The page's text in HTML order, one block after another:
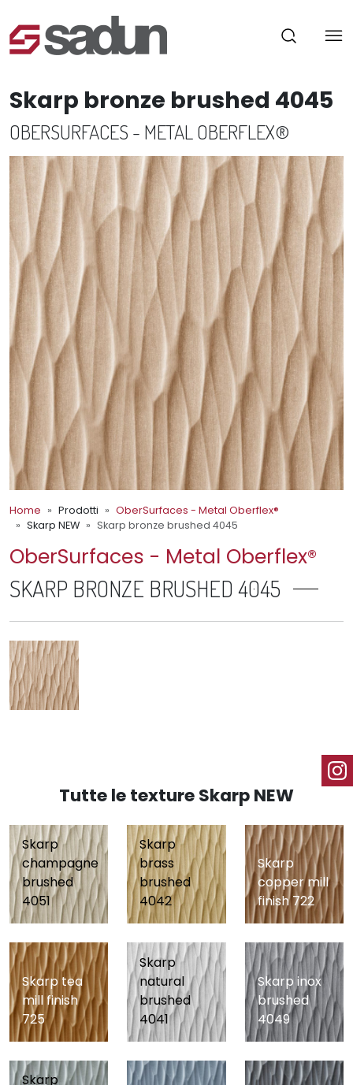
Skarp bronze brushed 4045
OBERSURFACES - METAL OBERFLEX®
Home Prodotti
OberSurfaces - Metal Oberflex®
Skarp NEW
Skarp bronze brushed 4045
OberSurfaces - Metal Oberflex®
SKARP BRONZE BRUSHED 4045
Tutte le texture Skarp NEW
Skarp
champagne
brushed
4051
Skarp
brass
brushed
4042
Skarp
copper mill
finish 722
Skarp tea
mill finish
725
Skarp
natural
brushed
4041
Skarp inox
brushed
4049
Skarp